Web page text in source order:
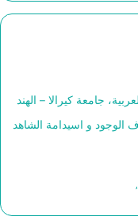
جامعة كيرالا – الهند
الوجود و اسيدامة الشاهد